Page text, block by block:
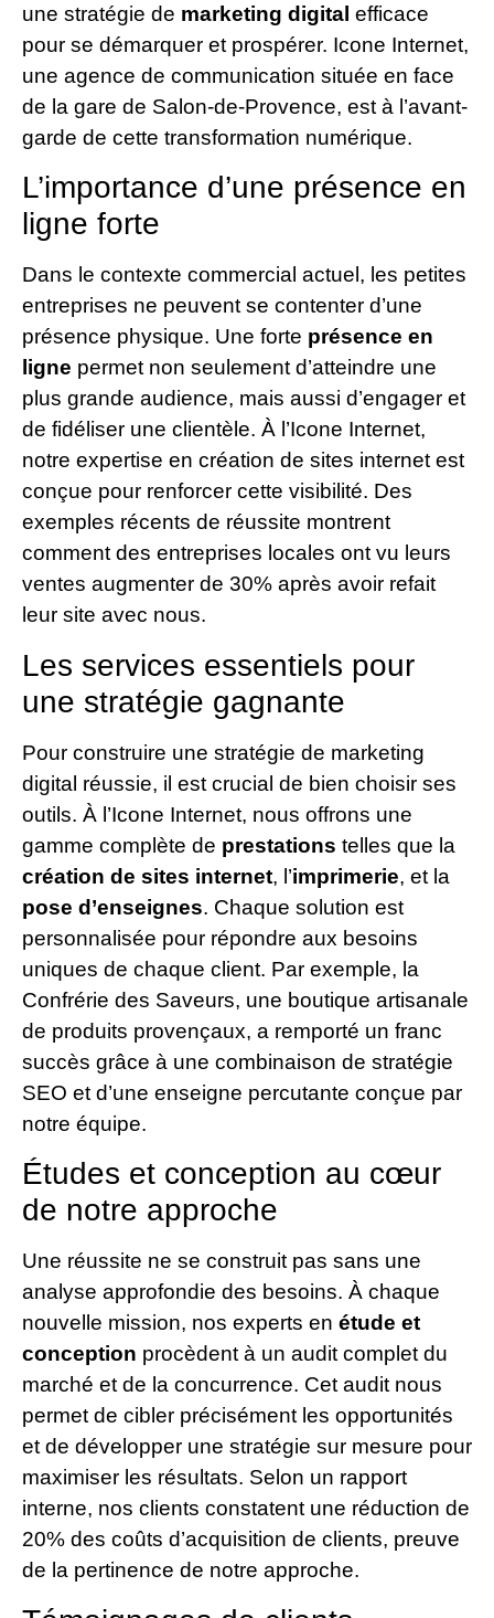
une stratégie de marketing digital efficace
pour se démarquer et prospérer. Icone Internet,
une agence de communication située en face
de la gare de Salon-de-Provence, est à l’avant-
garde de cette transformation numérique.
L’importance d’une présence en
ligne forte
Dans le contexte commercial actuel, les petites
entreprises ne peuvent se contenter d’une
présence physique. Une forte présence en
ligne permet non seulement d’atteindre une
plus grande audience, mais aussi d’engager et
de fidéliser une clientèle. À l’Icone Internet,
notre expertise en création de sites internet est
conçue pour renforcer cette visibilité. Des
exemples récents de réussite montrent
comment des entreprises locales ont vu leurs
ventes augmenter de 30% après avoir refait
leur site avec nous.
Les services essentiels pour
une stratégie gagnante
Pour construire une stratégie de marketing
digital réussie, il est crucial de bien choisir ses
outils. À l’Icone Internet, nous offrons une
gamme complète de prestations telles que la
création de sites internet, l’imprimerie, et la
pose d’enseignes. Chaque solution est
personnalisée pour répondre aux besoins
uniques de chaque client. Par exemple, la
Confrérie des Saveurs, une boutique artisanale
de produits provençaux, a remporté un franc
succès grâce à une combinaison de stratégie
SEO et d’une enseigne percutante conçue par
notre équipe.
Études et conception au cœur
de notre approche
Une réussite ne se construit pas sans une
analyse approfondie des besoins. À chaque
nouvelle mission, nos experts en étude et
conception procèdent à un audit complet du
marché et de la concurrence. Cet audit nous
permet de cibler précisément les opportunités
et de développer une stratégie sur mesure pour
maximiser les résultats. Selon un rapport
interne, nos clients constatent une réduction de
20% des coûts d’acquisition de clients, preuve
de la pertinence de notre approche.